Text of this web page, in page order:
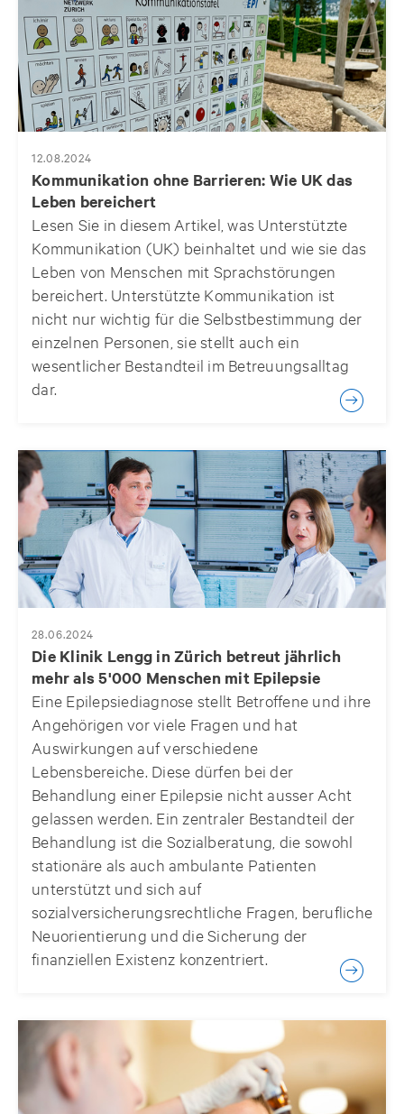
12.08.2024
Kommunikation ohne Barrieren: Wie UK das
Leben bereichert
Lesen Sie in diesem Artikel, was Unterstützte
Kommunikation (UK) beinhaltet und wie sie das
Leben von Menschen mit Sprachstörungen
bereichert. Unterstützte Kommunikation ist
nicht nur wichtig für die Selbstbestimmung der
einzelnen Personen, sie stellt auch ein
wesentlicher Bestandteil im Betreuungsalltag
dar.
28.06.2024
Die Klinik Lengg in Zürich betreut jährlich
mehr als 5'000 Menschen mit Epilepsie
Eine Epilepsiediagnose stellt Betroffene und ihre
Angehörigen vor viele Fragen und hat
Auswirkungen auf verschiedene
Lebensbereiche. Diese dürfen bei der
Behandlung einer Epilepsie nicht ausser Acht
gelassen werden. Ein zentraler Bestandteil der
Behandlung ist die Sozialberatung, die sowohl
stationäre als auch ambulante Patienten
unterstützt und sich auf
sozialversicherungsrechtliche Fragen, berufliche
Neuorientierung und die Sicherung der
finanziellen Existenz konzentriert.